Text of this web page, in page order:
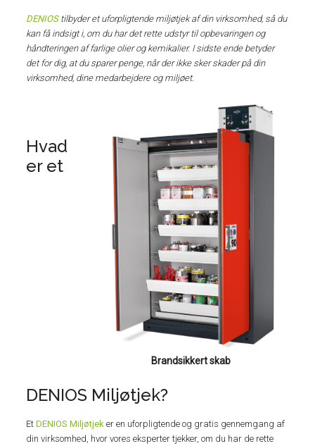
DENIOStilbyder et uforpligtende miljøtjek af din virksomhed, så du
kan få indsigt i, om du har det rette udstyr til opbevaringen og
håndteringen af farlige olier og kemikalier. I sidste ende betyder
det for dig, at du sparer penge, når der ikke sker skader på din
virksomhed, dine medarbejdere og miljøet.
Brandsikkert skab
Hvad
er et
DENIOS Miljøtjek?
EtDENIOS Miljøtjek er en uforpligtende og gratis gennemgang af
din virksomhed, hvor vores eksperter tjekker, om du har de rette